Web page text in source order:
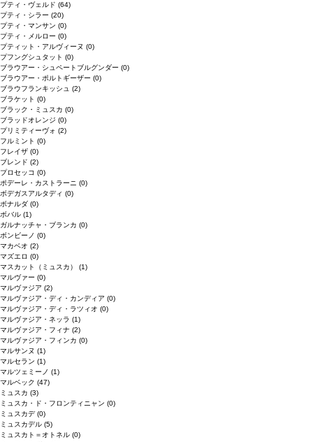
プティ・ヴェルド (64)
プティ・シラー (20)
プティ・マンサン (0)
プティ・メルロー (0)
プティット・アルヴィーヌ (0)
プフングシュタット (0)
ブラウアー・シュペートブルグンダー (0)
ブラウアー・ポルトギーザー (0)
ブラウフランキッシュ (2)
ブラケット (0)
ブラック・ミュスカ (0)
ブラッドオレンジ (0)
プリミティーヴォ (2)
フルミント (0)
フレイザ (0)
ブレンド (2)
プロセッコ (0)
ポデーレ・カストラーニ (0)
ボデガスアルタディ (0)
ボナルダ (0)
ボバル (1)
ガルナッチャ・ブランカ (0)
ボンビーノ (0)
マカベオ (2)
マズエロ (0)
マスカット（ミュスカ） (1)
マルヴァー (0)
マルヴァジア (2)
マルヴァジア・ディ・カンディア (0)
マルヴァジア・ディ・ラツィオ (0)
マルヴァジア・ネッラ (1)
マルヴァジア・フィナ (2)
マルヴァジア・フィンカ (0)
マルサンヌ (1)
マルセラン (1)
マルツェミーノ (1)
マルベック (47)
ミュスカ (3)
ミュスカ・ド・フロンティニャン (0)
ミュスカデ(0)
ミュスカデル (5)
ミュスカト＝オトネル (0)